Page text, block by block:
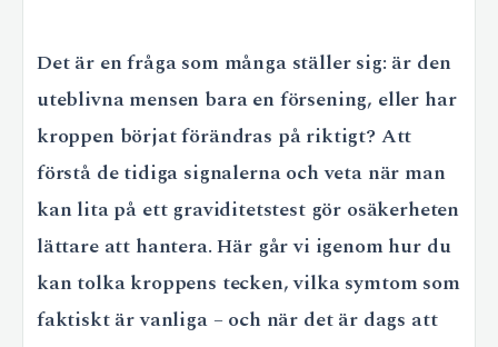
Det är en fråga som många ställer sig: är den
uteblivna mensen bara en försening, eller har
kroppen börjat förändras på riktigt? Att
förstå de tidiga signalerna och veta när man
kan lita på ett graviditetstest gör osäkerheten
lättare att hantera. Här går vi igenom hur du
kan tolka kroppens tecken, vilka symtom som
faktiskt är vanliga – och när det är dags att